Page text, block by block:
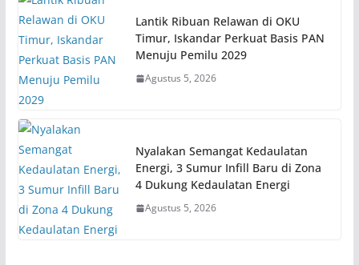
Lantik Ribuan Relawan di OKU
Timur, Iskandar Perkuat Basis PAN
Menuju Pemilu 2029
Agustus 5, 2026
Nyalakan Semangat Kedaulatan
Energi, 3 Sumur Infill Baru di Zona
4 Dukung Kedaulatan Energi
Agustus 5, 2026